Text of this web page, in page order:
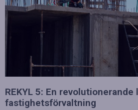
REKYL 5: En
fastighetsförvaltning